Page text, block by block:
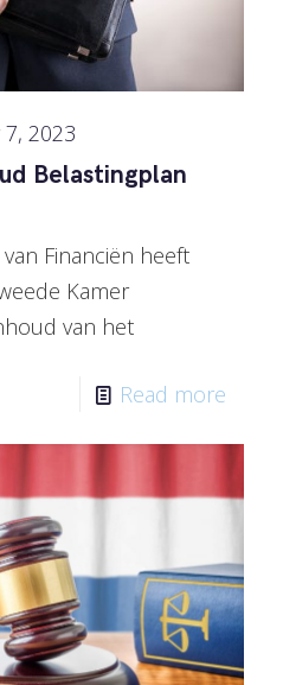
2023
Belastingplan
Financiën heeft
Kamer
van het
Read more